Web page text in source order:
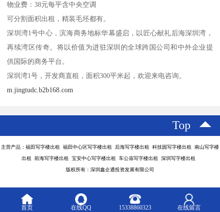
物业费：38元每平含中央空调
可分割面积出租，精装毛坯都有。
深圳湾1号中心，滨海商务地标华幕盛启，以匠心献礼后海深圳湾，
再续湾区传奇。将以价值为进驻深圳的全球跨国公司和中外企业提
供国际的商务平台。
深圳湾1号，开发商直租，面积300平米起，欢迎来电咨询。
m.jingtudc.b2b168.com
Top
主营产品：福田写字楼出租 福田中心区写字楼出租 后海写字楼出租 科技园写字楼出租 南山写字楼
出租 前海写字楼出租 宝安中心写字楼出租 车公庙写字楼出租 深圳写字楼出租
版权所有：深圳鑫企通投资发展有限公司
首页 在线QQ 15338860323 在线留言